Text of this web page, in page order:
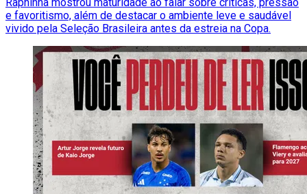
Raphinha mostrou maturidade ao falar sobre críticas, pressão
e favoritismo, além de destacar o ambiente leve e saudável
vivido pela Seleção Brasileira antes da estreia na Copa.